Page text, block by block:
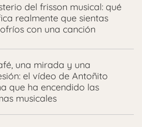
del frisson musical: qué
realmente que sientas
con una canción
una mirada y una
el vídeo de Antoñito
que ha encendido las
musicales